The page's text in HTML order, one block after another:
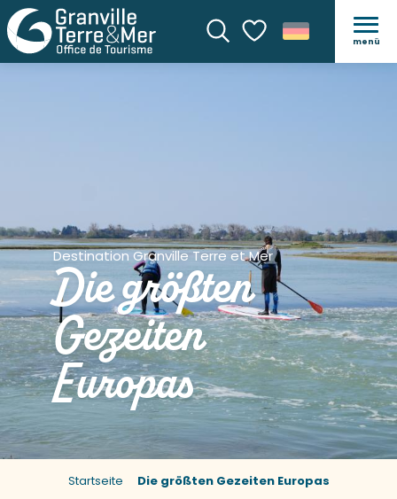
SucheVoir les favoris
menü
Destination Granville Terre et Mer
Die größten
Gezeiten
Europas
Startseite Die größten Gezeiten Europas